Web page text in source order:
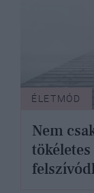
ÉLETMÓD
Nem